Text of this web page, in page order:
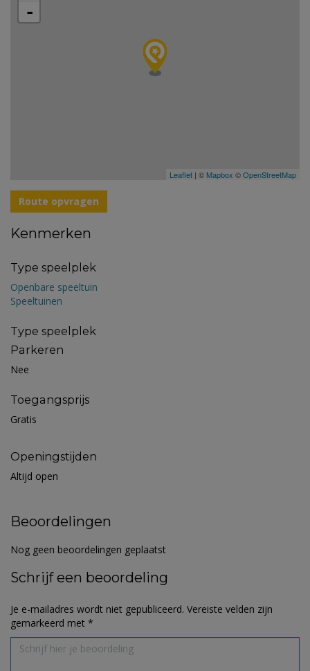
-
Leaflet | © Mapbox ©OpenStreetMap
Route opvragen
Kenmerken
Type speelplek
Openbare speeltuin
Speeltuinen
Type speelplek
Parkeren
Nee
Toegangsprijs
Gratis
Openingstijden
Altijd open
Beoordelingen
Nog geen beoordelingen geplaatst
Schrijf een beoordeling
Je e-mailadres wordt niet gepubliceerd. Vereiste velden zijn
gemarkeerd met *